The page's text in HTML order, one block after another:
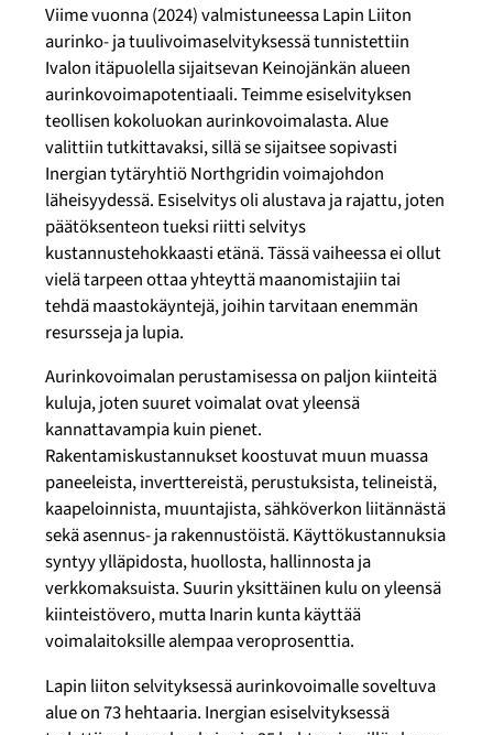
Viime vuonna (2024) valmistuneessa Lapin Liiton
aurinko- ja tuulivoimaselvityksessä tunnistettiin
Ivalon itäpuolella sijaitsevan Keinojänkän alueen
aurinkovoimapotentiaali. Teimme esiselvityksen
teollisen kokoluokan aurinkovoimalasta. Alue
valittiin tutkittavaksi, sillä se sijaitsee sopivasti
Inergian tytäryhtiö Northgridin voimajohdon
läheisyydessä. Esiselvitys oli alustava ja rajattu, joten
päätöksenteon tueksi riitti selvitys
kustannustehokkaasti etänä. Tässä vaiheessa ei ollut
vielä tarpeen ottaa yhteyttä maanomistajiin tai
tehdä maastokäyntejä, joihin tarvitaan enemmän
resursseja ja lupia.
Aurinkovoimalan perustamisessa on paljon kiinteitä
kuluja, joten suuret voimalat ovat yleensä
kannattavampia kuin pienet.
Rakentamiskustannukset koostuvat muun muassa
paneeleista, inverttereistä, perustuksista, telineistä,
kaapeloinnista, muuntajista, sähköverkon liitännästä
sekä asennus- ja rakennustöistä. Käyttökustannuksia
syntyy ylläpidosta, huollosta, hallinnosta ja
verkkomaksuista. Suurin yksittäinen kulu on yleensä
kiinteistövero, mutta Inarin kunta käyttää
voimalaitoksille alempaa veroprosenttia.
Lapin liiton selvityksessä aurinkovoimalle soveltuva
alue on 73 hehtaaria. Inergian esiselvityksessä